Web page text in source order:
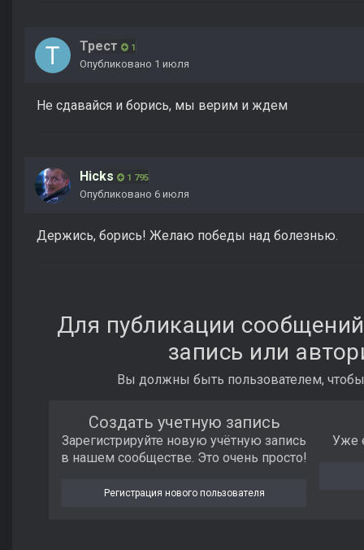
Трест 1
Опубликовано 1 июля
Не сдавайся и борись, мы верим и ждем
Hicks 1 795
Опубликовано 6 июля
Держись, борись! Желаю победы над болезнью.
Для публикации
запись или
Вы должны быть пользователем,
Создать учетную запись
Зарегистрируйте новую учётную запись
в нашем сообществе. Это очень просто!
Регистрация нового пользователя
Уже